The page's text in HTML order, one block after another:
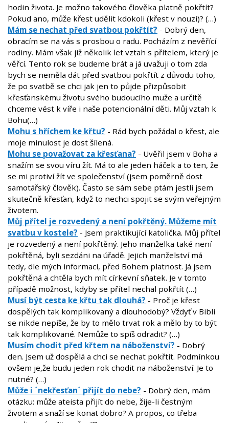
hodin života. Je možno takového člověka platně pokřtít?
Pokud ano, může křest udělit kdokoli (křest v nouzi)? (…)
Mám se nechat před svatbou pokřtít? - Dobrý den,
obracím se na vás s prosbou o radu. Pocházím z nevěřící
rodiny. Mám však již několik let vztah s přítelem, který je
věřcí. Tento rok se budeme brát a já uvažuji o tom zda
bych se neměla dát před svatbou pokřtít z důvodu toho,
že po svatbě se chci jak jen to půjde přizpůsobit
křesťanskému životu svého budoucího muže a určitě
chceme vést k víře i naše potencionální děti. Můj vztah k
Bohu(…)
Mohu s hříchem ke křtu? - Rád bych požádal o křest, ale
moje minulost je dost šílená.
Mohu se považovat za křesťana? - Uvěřil jsem v Boha a
snažím se svou víru žít. Má to ale jeden háček a to ten, že
se mi protiví žít ve společenství (jsem poměrně dost
samotářský člověk). Často se sám sebe ptám jestli jsem
skutečně křesťan, když to nechci spojit se svým veřejným
životem.
Můj přítel je rozvedený a není pokřtěný. Můžeme mít
svatbu v kostele? - Jsem praktikující katolička. Můj přítel
je rozvedený a není pokřtěný. Jeho manželka také není
pokřtěná, byli sezdáni na úřadě. Jejich manželství má
tedy, dle mých informací, před Bohem platnost. Já jsem
pokřtěná a chtěla bych mít církevní sňatek. Je v tomto
případě možnost, kdyby se přítel nechal pokřtít (…)
Musí být cesta ke křtu tak dlouhá? - Proč je křest
dospělých tak komplikovaný a dlouhodobý? Vždyť v Bibli
se nikde nepíše, že by to mělo trvat rok a mělo by to být
tak komplikované. Nemůže to spíš odradit? (…)
Musím chodit před křtem na náboženství? - Dobrý
den. Jsem už dospělá a chci se nechat pokřtít. Podmínkou
ovšem je,že budu jeden rok chodit na náboženství. Je to
nutné? (…)
Může i ´nekřesťan´ přijít do nebe? - Dobrý den, mám
otázku: může ateista přijít do nebe, žije-li čestným
životem a snaží se konat dobro? A propos, co třeba